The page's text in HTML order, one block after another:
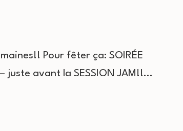
Pour fêter ça: SOIRÉE
– juste avant la SESSION JAM!!…